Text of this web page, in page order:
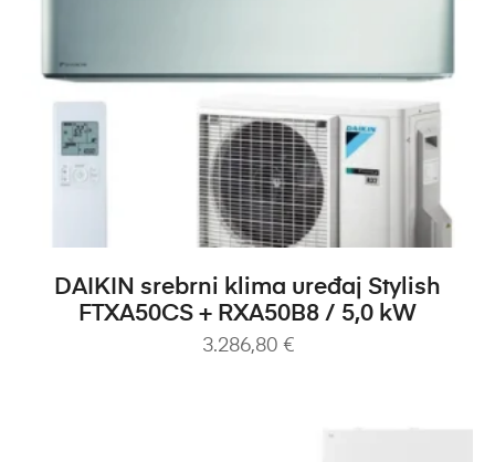
DODAJ U KOŠARICU
DAIKIN srebrni klima uređaj Stylish
FTXA50CS + RXA50B8 / 5,0 kW
3.286,80 €